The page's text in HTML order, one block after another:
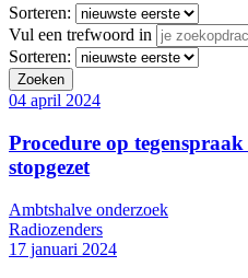
Sorteren:
Vul een trefwoord in
Sorteren:
04 april 2024
Procedure op
stopgezet
Ambtshalve onderzoek
Radiozenders
17 januari 2024